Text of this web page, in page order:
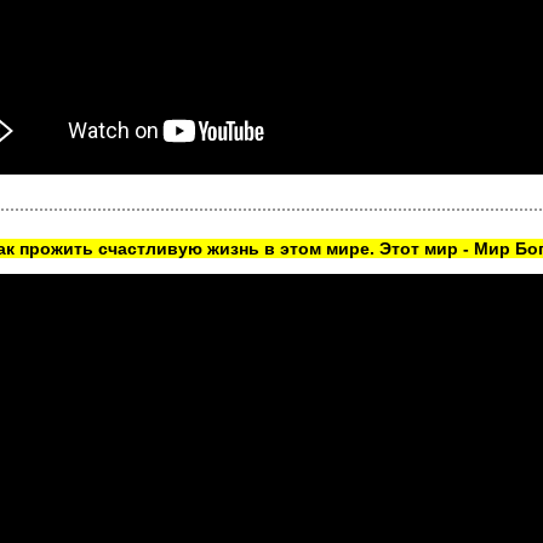
прожить счастливую жизнь в этом мире. Этот мир - Мир